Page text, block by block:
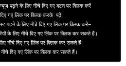
पढ़ने के लिए नीचे दिए गए बटन पर क्लिक करें
दिए गए लिंक पर क्लिक करके पढ़ें
पढ़ने के लिए नीचे दिए गए लिंक पर क्लिक करें–
के लिए नीचे दिए गए लिंक पर क्लिक कर सकते हैं।
नीचे दिए गए लिंक पर क्लिक कर सकते हैं।
नीचे दिए गए लिंक पर क्लिक कर सकते हैं।